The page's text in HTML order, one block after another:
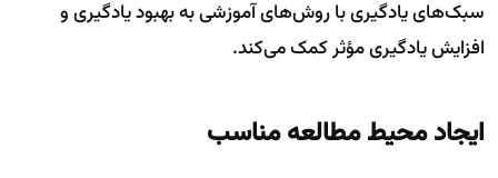
سبک‌های یادگیری با روش‌های آموزشی به بهبود یادگیری و
افزایش یادگیری مؤثر کمک می‌کند.
ایجاد محیط مطالعه مناسب